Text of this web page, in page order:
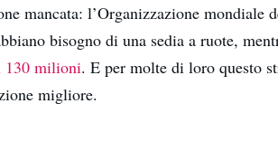
mancata: l’Organizzazione mondiale
bisogno di una sedia a ruote,
130 milioni. E per molte di loro questo
migliore.